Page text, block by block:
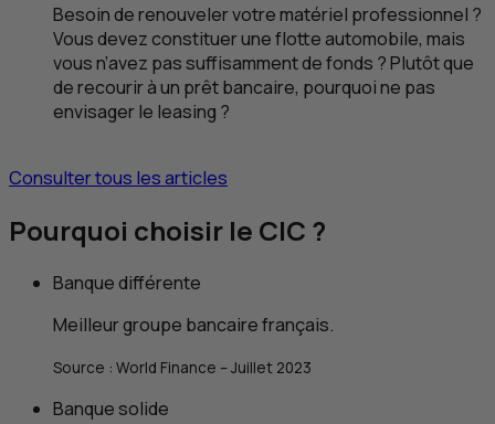
Besoin de renouveler votre matériel professionnel ?
Vous devez constituer une flotte automobile, mais
vous n’avez pas suffisamment de fonds ? Plutôt que
de recourir à un prêt bancaire, pourquoi ne pas
envisager le leasing ?
Consulter tous les articles
Pourquoi choisir le CIC ?
Banque différente
Meilleur groupe bancaire français.
Source : World Finance – Juillet 2023
Banque solide